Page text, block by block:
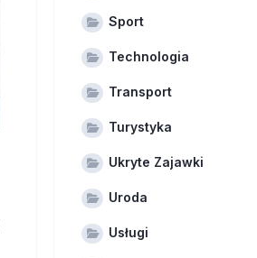
Sport
Technologia
Transport
Turystyka
Ukryte Zajawki
Uroda
Usługi